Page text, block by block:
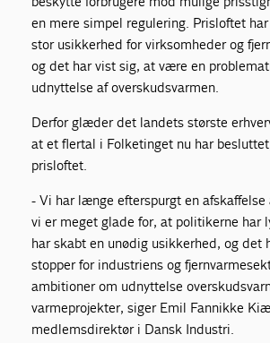
en mere simpel regulering. Prisloftet
stor usikkerhed for virksomheder og
og det har vist sig, at være en
udnyttelse af overskudsvarmen.
Derfor glæder det landets største
at et flertal i Folketinget nu har
prisloftet.
- Vi har længe efterspurgt en
vi er meget glade for, at politikerne har
har skabt en unødig usikkerhed, og det
stopper for industriens og
ambitioner om udnyttelse
varmeprojekter, siger Emil Fannikke
medlemsdirektør i Dansk Industri.